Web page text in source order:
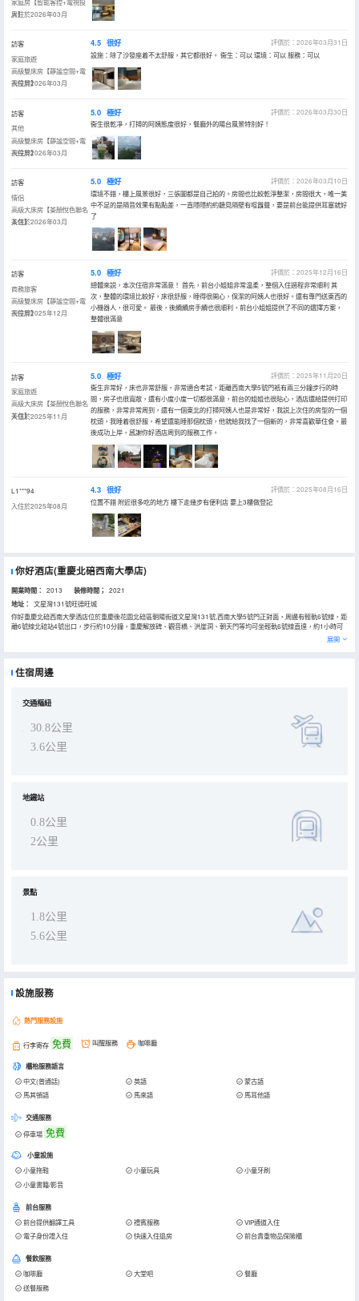
家庭房【智能客控+電視投
屏】
入住於2026年03月
訪客
家庭旅遊
高級雙床房【靜謐空間+電
視投屏】
入住於2026年03月
4.5 很好
評價於：2026年03月31日
設施：除了沙發座着不太舒服，其它都很好。 衞生：可以 環境：可以 服務：可以
訪客
其他
高級雙床房【靜謐空間+電
視投屏】
入住於2026年03月
5.0 極好
評價於：2026年03月30日
衞生很乾凈，打掃的阿姨態度很好，餐廳外的陽台風景特別好！
訪客
情侶
高級大床房【茶顏悅色聯名
茶包】
入住於2026年03月
5.0 極好
評價於：2026年03月10日
環境不錯，樓上風景很好，三張圖都是自己拍的。房間也比較乾淨整潔，房間很大，唯一美
中不足的是隔音效果有點點差，一直隱隱約約聽見隔壁有喧囂聲，要是前台能提供耳塞就好
了
訪客
商務旅客
高級雙床房【靜謐空間+電
視投屏】
入住於2025年12月
5.0 極好
評價於：2025年12月16日
總體來説，本次住宿非常滿意！ 首先，前台小姐姐非常温柔，整個入住過程非常順利 其
次，整體的環境比較好，床很舒服，睡得很開心，保潔的阿姨人也很好。還有專門送東西的
小機器人，很可愛。 最後，後續續房手續也很順利，前台小姐姐提供了不同的選擇方案，
整體很滿意
訪客
家庭旅遊
高級大床房【茶顏悅色聯名
茶包】
入住於2025年11月
5.0 極好
評價於：2025年11月20日
衞生非常好，床也非常舒服，非常適合考試，距離西南大學5號門衹有兩三分鐘步行的時
間，房子也很寬敞，還有小度小度一切都很滿意，前台的姐姐也很貼心，酒店還給提供打印
的服務，非常非常周到，還有一個東北的打掃阿姨人也是非常好，我説上次住的房型的一個
枕頭，我睡着很舒服，希望還能睡那個枕頭，他就給我找了一個新的，非常喜歡華住會。最
後成功上岸，感謝你好酒店周到的服務工作。
L1***94
入住於2025年08月
4.3 很好
評價於：2025年08月16日
位置不錯 附近很多吃的地方 樓下走幾步有便利店 要上3樓做登記
你好酒店(重慶北碚西南大學店)
開業時間： 2013 装修時間； 2021
地址：
文星灣131號旺德旺城
你好重慶北碚西南大學酒店位於重慶後花園北碚區朝陽街道文星灣131號,西南大學5號門正對面，周邊有輕軌6號線，距
離6號線北碚站4號出口，步行約10分鐘，重慶解放碑、觀音橋、洪崖洞、朝天門等均可坐輕軌6號線直達，約1小時可
達。酒店毗鄰西南大學、吾悅廣場、重百商場、盧作孚紀念館，步行約10分鐘均可到達。春看北碚縉雲山、冬泡北碚養
好重慶北碚西南大學酒店歡迎您的到來。
展開
住宿周邊
交通樞紐
30.8公里
3.6公里
地鐵站
0.8公里
2公里
景點
1.8公里
5.6公里
設施服務
熱門服務設施
行李寄存 免費 叫醒服務 咖啡廳
櫃枱服務語言
中文(普通話) 英語
蒙古語
馬其頓語
馬來語 馬耳他語
交通服務
停車場 免費
小童設施
小童拖鞋 小童玩具
小童牙刷
小童書籍/影音
前台服務
前台提供翻譯工具 禮賓服務
VIP通道入住
電子身份證入住
快速入住退房 前台貴重物品保險櫃
餐飲服務
咖啡廳 大堂吧
餐廳
送餐服務